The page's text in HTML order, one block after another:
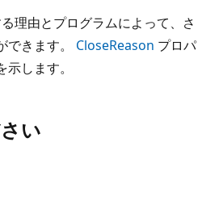
理由とプログラムによって、さ
できます。 CloseReason プロパ
します。
い